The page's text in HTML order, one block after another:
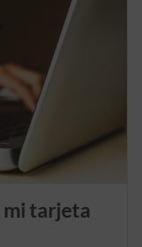
mi tarjeta